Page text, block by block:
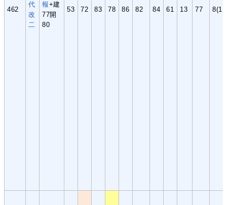
462
代
改
二
報+建
77開
80
53 72 83 78 86 82 84 61 13 77